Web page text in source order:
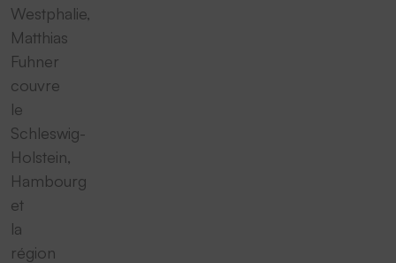
Westphalie,
Matthias
Fuhner
couvre
le
Schleswig-
Holstein,
Hambourg
et
la
région